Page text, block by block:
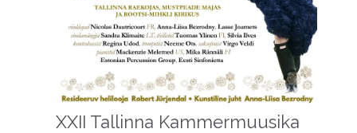
XXII Tallinna Kammermuusika